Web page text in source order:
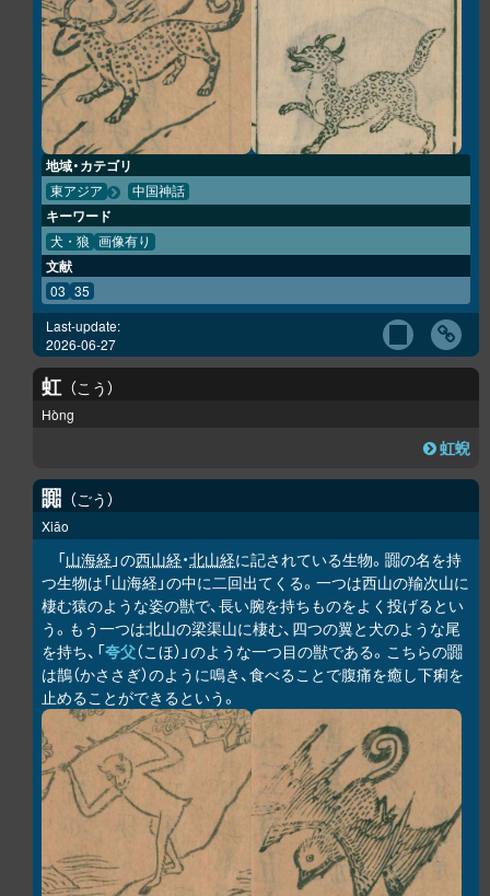
地域・カテゴリ
東アジア 中国神話
キーワード
犬・狼 画像有り
文献
03 35
Last-update:
2026-06-27
虹 こう
Hòng
虹蜺
嚻 ごう
Xiāo
「山海経 」の西山経・北山経に記されている生物。嚻の名を持
つ生物は「山海経」の中に二回出てくる。一つは西山の羭次山に
棲む猿のような姿の獣で、長い腕を持ちものをよく投げるとい
う。もう一つは北山の梁渠山に棲む、四つの翼と犬のような尾
を持ち、「夸父（こほ）」のような一つ目の獣である。こちらの嚻
は鵲（かささぎ）のように鳴き、食べることで腹痛を癒し下痢を
止めることができるという。